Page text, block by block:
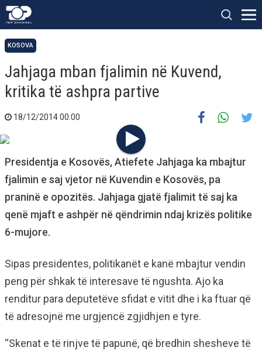
KOSOVA
Jahjaga mban fjalimin në Kuvend,
kritika të ashpra partive
18/12/2014 00:00
Presidentja e Kosovës, Atiefete Jahjaga ka mbajtur
fjalimin e saj vjetor në Kuvendin e Kosovës, pa
praninë e opozitës. Jahjaga gjatë fjalimit të saj ka
qenë mjaft e ashpër në qëndrimin ndaj krizës politike
6-mujore.
Sipas presidentes, politikanët e kanë mbajtur vendin
peng për shkak të interesave të ngushta. Ajo ka
renditur para deputetëve sfidat e vitit dhe i ka ftuar që
të adresojnë me urgjencë zgjidhjen e tyre.
“Skenat e të rinjve të papunë, që bredhin shesheve të